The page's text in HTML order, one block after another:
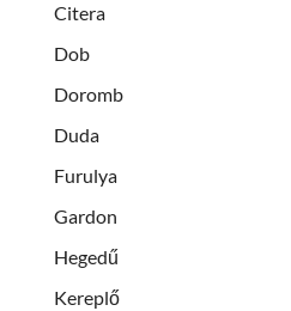
Citera
Dob
Doromb
Duda
Furulya
Gardon
Hegedű
Kereplő